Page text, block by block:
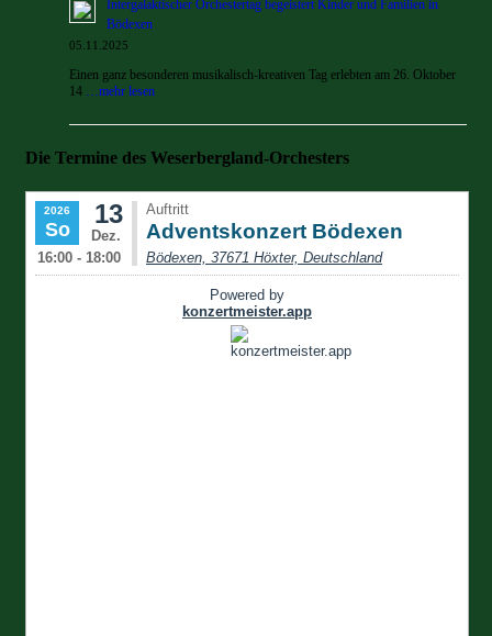
Intergalaktischer Orchestertag begeistert Kinder und Familien in
Bödexen
05.11.2025
Einen ganz besonderen musikalisch-kreativen Tag erlebten am 26. Oktober
14
…mehr lesen
Die Termine des Weserbergland-Orchesters